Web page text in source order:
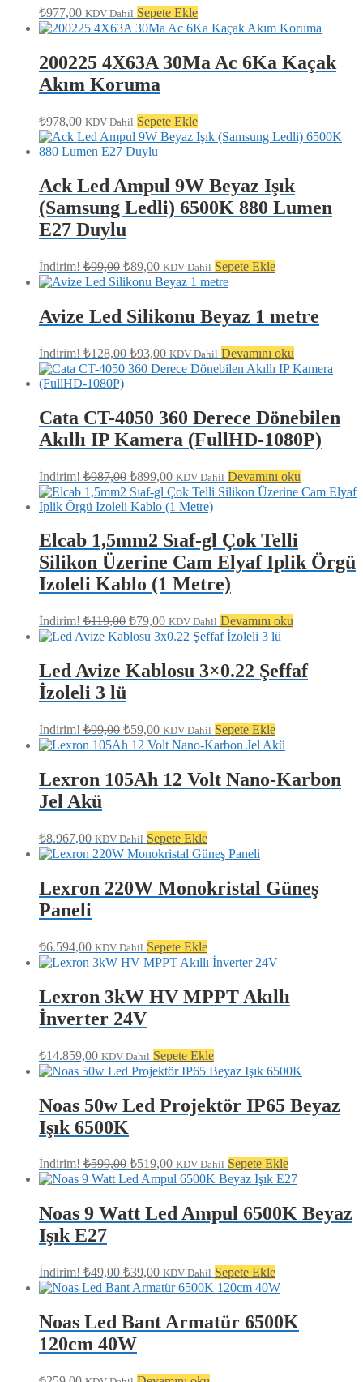
₺977,00 KDV Dahil Sepete Ekle
200225 4X63A 30Ma Ac 6Ka Kaçak
Akım Koruma
₺978,00 KDV Dahil Sepete Ekle
Ack Led Ampul 9W Beyaz Işık
(Samsung Ledli) 6500K 880 Lumen
E27 Duylu
İndirim! ₺99,00 Orijinal
fiyat:
₺89,00Şu
andaki
fiyat:
KDV Dahil Sepete Ekle
Avize Led Silikonu Beyaz 1 metre
İndirim! ₺128,00 Orijinal
fiyat:
₺93,00Şu
andaki
fiyat:
KDV Dahil Devamını oku
Cata CT-4050 360 Derece Dönebilen
Akıllı IP Kamera (FullHD-1080P)
İndirim! ₺987,00 Orijinal
fiyat:
₺987,00.
₺899,00Şu
andaki
fiyat:
KDV Dahil Devamını oku
Elcab 1,5mm2 Sıaf-gl Çok Telli
Silikon Üzerine Cam Elyaf Iplik Örgü
Izoleli Kablo (1 Metre)
İndirim! ₺119,00 Orijinal
fiyat:
₺79,00Şu
andaki
fiyat:
₺79,00.
KDV Dahil Devamını oku
Led Avize Kablosu 3×0.22 Şeffaf
İzoleli 3 lü
İndirim! ₺99,00 Orijinal
fiyat:
₺59,00Şu
andaki
fiyat:
₺59,00.
KDV Dahil Sepete Ekle
Lexron 105Ah 12 Volt Nano-Karbon
Jel Akü
₺8.967,00 KDV Dahil Sepete Ekle
Lexron 220W Monokristal Güneş
Paneli
₺6.594,00 KDV Dahil Sepete Ekle
Lexron 3kW HV MPPT Akıllı
İnverter 24V
₺14.859,00 KDV Dahil Sepete Ekle
Noas 50w Led Projektör IP65 Beyaz
Işık 6500K
İndirim! ₺599,00 Orijinal
fiyat:
₺519,00Şu
andaki
fiyat:
₺519,00.
KDV Dahil Sepete Ekle
Noas 9 Watt Led Ampul 6500K Beyaz
Işık E27
İndirim! ₺49,00 Orijinal
fiyat:
₺39,00Şu
andaki
fiyat:
₺39,00.
KDV Dahil Sepete Ekle
Noas Led Bant Armatür 6500K
120cm 40W